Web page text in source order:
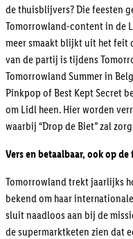
de thuisblijvers? Die feesten
Tomorrowland-content in de
meer smaakt blijkt uit het feit
van de partij is tijdens
Tomorrowland Summer in
Pinkpop of Best Kept Secret
om Lidl heen. Hier worden
waarbij “Drop de Biet” zal
Vers en betaalbaar, ook op
Tomorrowland trekt jaarlijks
bekend om haar
sluit naadloos aan bij de
de supermarktketen zien dat